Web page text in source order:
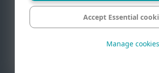
Accept Essential
Manage cookies